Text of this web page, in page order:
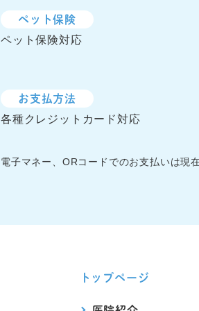
ペット保険
ペット保険対応
お支払方法
各種クレジットカード対応
電子マネー、ORコードでのお支払いは現
トップページ